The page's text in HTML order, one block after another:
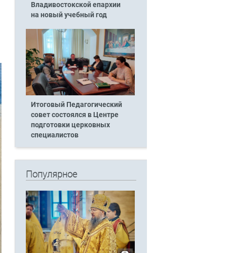
Владивостокской епархии
на новый учебный год
Итоговый Педагогический
совет состоялся в Центре
подготовки церковных
специалистов
Популярное